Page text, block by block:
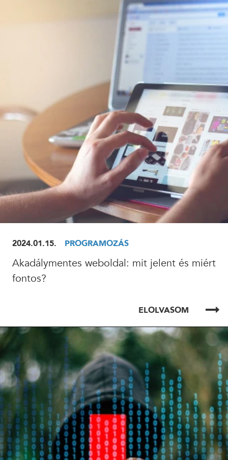
ELOLVASOM
2024.01.15. PROGRAMOZÁS
Akadálymentes weboldal: mit jelent és miért
fontos?
ELOLVASOM
ELOLVASOM